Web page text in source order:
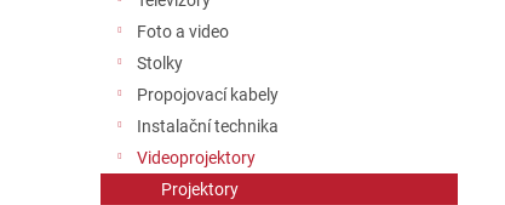
Foto a video
Stolky
Propojovací kabely
Instalační technika
Videoprojektory
Projektory